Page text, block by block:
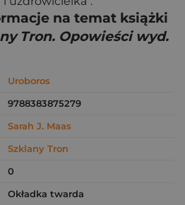
na temat książki
Tron. Opowieści wyd.
Uroboros
9788383875279
Sarah J. Maas
Szklany Tron
0
Okładka twarda